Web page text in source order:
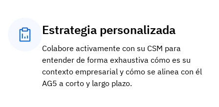
Estrategia personalizada
Colabore activamente con su CSM para
entender de forma exhaustiva cómo es su
contexto empresarial y cómo se alinea con él
AG5 a corto y largo plazo.